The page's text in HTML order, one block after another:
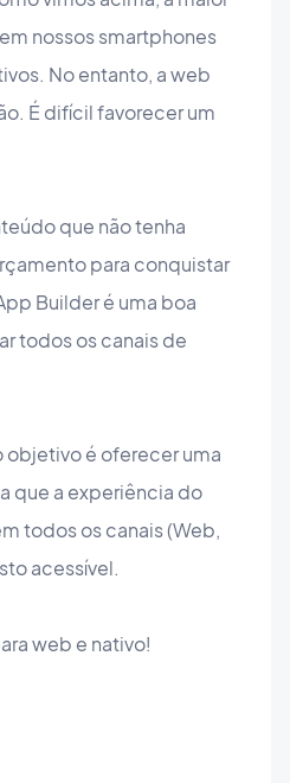
nossos smartphones
No entanto, a web
É difícil favorecer um
que não tenha
para conquistar
Builder é uma boa
todos os canais de
objetivo é oferecer uma
que a experiência do
todos os canais (Web,
acessível.
web e nativo!